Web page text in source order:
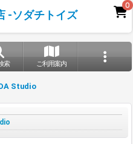
-ソダチトイズ
0
索 ご利用案内
Studio